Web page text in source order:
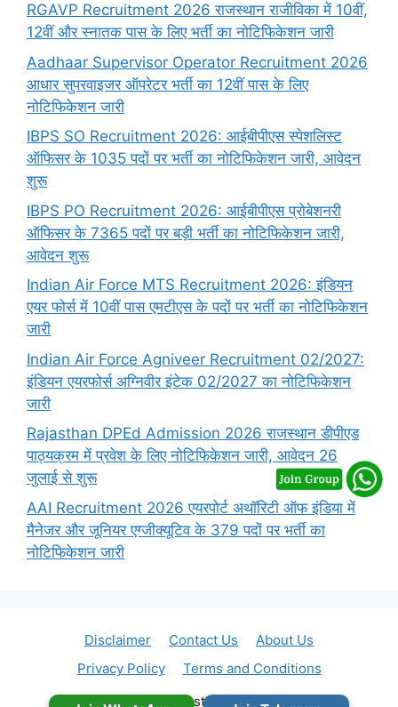
RGAVP Recruitment 2026 राजस्थान राजीविका में 10वीं,
12वीं और स्नातक पास के लिए भर्ती का नोटिफिकेशन जारी
Aadhaar Supervisor Operator Recruitment 2026
आधार सुपरवाइजर ऑपरेटर भर्ती का 12वीं पास के लिए
नोटिफिकेशन जारी
IBPS SO Recruitment 2026: आईबीपीएस स्पेशलिस्ट
ऑफिसर के 1035 पदों पर भर्ती का नोटिफिकेशन जारी, आवेदन
शुरू
IBPS PO Recruitment 2026: आईबीपीएस प्रोबेशनरी
ऑफिसर के 7365 पदों पर बड़ी भर्ती का नोटिफिकेशन जारी,
आवेदन शुरू
Indian Air Force MTS Recruitment 2026: इंडियन
एयर फोर्स में 10वीं पास एमटीएस के पदों पर भर्ती का नोटिफिकेशन
जारी
Indian Air Force Agniveer Recruitment 02/2027:
इंडियन एयरफोर्स अग्निवीर इंटेक 02/2027 का नोटिफिकेशन
जारी
Rajasthan DPEd Admission 2026 राजस्थान डीपीएड
पाठ्यक्रम में प्रवेश के लिए नोटिफिकेशन जारी, आवेदन 26
जुलाई से शुरू
AAI Recruitment 2026 एयरपोर्ट अथॉरिटी ऑफ इंडिया में
मैनेजर और जूनियर एग्जीक्यूटिव के 379 पदों पर भर्ती का
नोटिफिकेशन जारी
Disclaimer Contact Us
About Us
Privacy Policy
Terms and Conditions
© 2026 Rajasthan Vacancy